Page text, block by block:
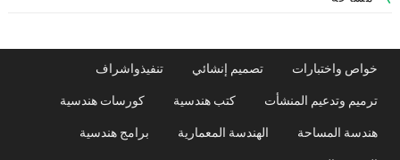
خواص واختبارات تصميم إنشائي تنفيذواشراف
ترميم وتدعيم المنشأت كتب هندسية كورسات هندسية
هندسة المساحة الهندسة المعمارية برامج هندسية